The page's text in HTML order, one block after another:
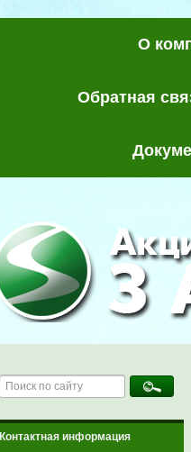
О
Обратная
Контактная информация